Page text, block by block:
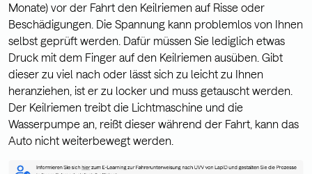
Monate) vor der Fahrt den Keilriemen auf Risse oder
Beschädigungen. Die Spannung kann problemlos von Ihnen
selbst geprüft werden. Dafür müssen Sie lediglich etwas
Druck mit dem Finger auf den Keilriemen ausüben. Gibt
dieser zu viel nach oder lässt sich zu leicht zu Ihnen
heranziehen, ist er zu locker und muss getauscht werden.
Der Keilriemen treibt die Lichtmaschine und die
Wasserpumpe an, reißt dieser während der Fahrt, kann das
Auto nicht weiterbewegt werden.